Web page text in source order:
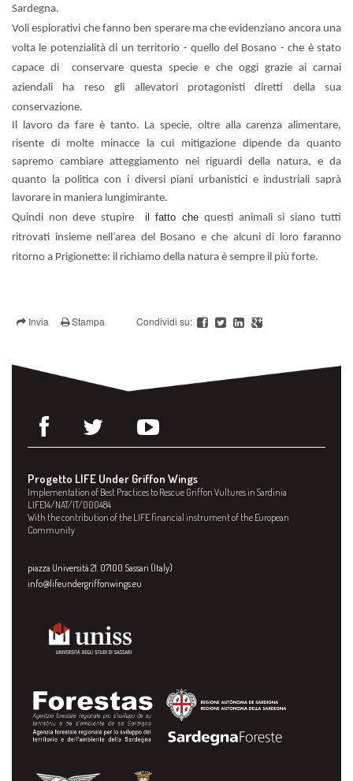
Sardegna.
Voli esplorativi che fanno ben sperare ma che evidenziano ancora una
volta le potenzialità di un territorio - quello del Bosano - che è stato
capace di
conservare questa specie e che oggi grazie ai carnai
aziendali ha reso gli allevatori protagonisti diretti della sua
conservazione.
Il lavoro da fare è tanto. La specie, oltre alla carenza alimentare,
risente di molte minacce la cui mitigazione dipende da quanto
sapremo cambiare atteggiamento nei riguardi della natura, e da
quanto la politica con i diversi piani urbanistici e industriali saprà
lavorare in maniera lungimirante.
Quindi non deve stupire
il fatto che questi animali si siano tutti
ritrovati insieme nell’area del Bosano e che alcuni di loro faranno
ritorno a Prigionette: il richiamo della natura è sempre il più forte.
Invia Stampa Condividi su:
Progetto LIFE Under Griffon Wings
Implementation of Best Practices to Rescue Griffon Vultures in Sardinia
LIFE14/NAT/IT/000484
With the contribution of the LIFE financial instrument of the European
Community
piazza Università 21. 07100 Sassari (Italy)
info@lifeundergriffonwings.eu